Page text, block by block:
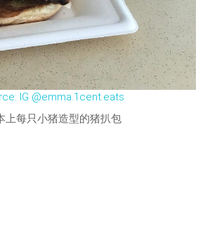
IG @emma.1cent.eats
上每只小猪造型的猪扒包